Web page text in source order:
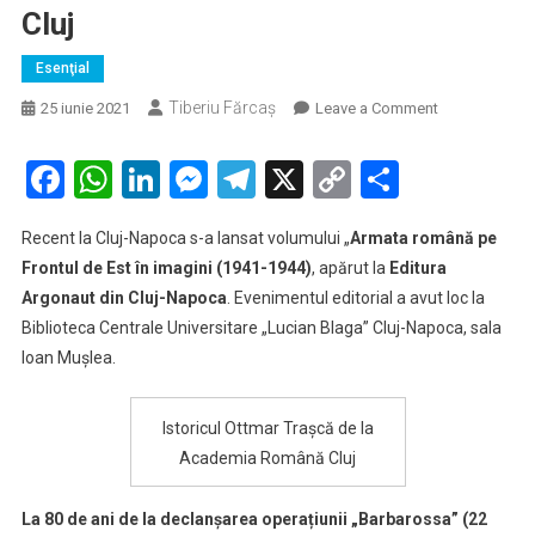
Cluj
Esenţial
25 iunie 2021 Tiberiu Fărcaş Leave a Commenton
Română
în
Al
Doilea
la
Facebook
WhatsApp
LinkedIn
Messenger
Telegram
X Copy
Recent la Cluj-Napoca s-a lansat volumului „Armata română pe
Frontul de Est în imagini (1941-1944), apărut la Editura
Argonaut din Cluj-Napoca. Evenimentul editorial a avut loc la
Biblioteca Centrale Universitare „Lucian Blaga” Cluj-Napoca, sala
Ioan Mușlea.
Istoricul Ottmar Trașcă de la
Academia Română Cluj
La 80 de ani de la declanșarea operațiunii „Barbarossa” (22